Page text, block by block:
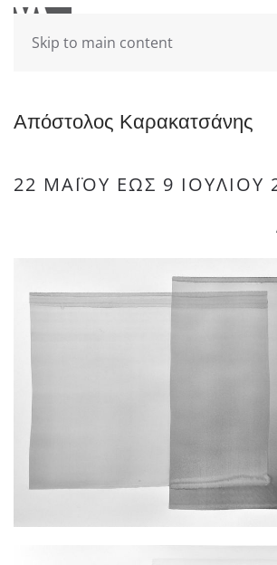
Skip to main content
Απόστολος Καρακατσάνης
22 ΜΑΪ́ΟΥ ΈΩΣ 9 ΙΟΥΛΊΟΥ